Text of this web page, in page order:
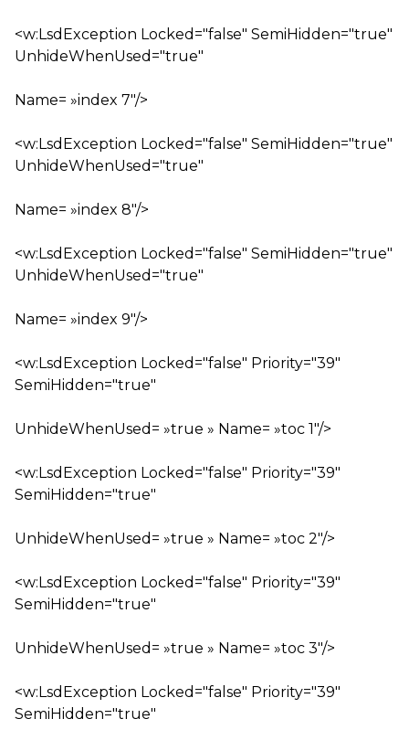
<w:LsdException Locked="false" SemiHidden="true"
UnhideWhenUsed="true"
Name= »index 7″/>
<w:LsdException Locked="false" SemiHidden="true"
UnhideWhenUsed="true"
Name= »index 8″/>
<w:LsdException Locked="false" SemiHidden="true"
UnhideWhenUsed="true"
Name= »index 9″/>
<w:LsdException Locked="false" Priority="39"
SemiHidden="true"
UnhideWhenUsed= »true » Name= »toc 1″/>
<w:LsdException Locked="false" Priority="39"
SemiHidden="true"
UnhideWhenUsed= »true » Name= »toc 2″/>
<w:LsdException Locked="false" Priority="39"
SemiHidden="true"
UnhideWhenUsed= »true » Name= »toc 3″/>
<w:LsdException Locked="false" Priority="39"
SemiHidden="true"